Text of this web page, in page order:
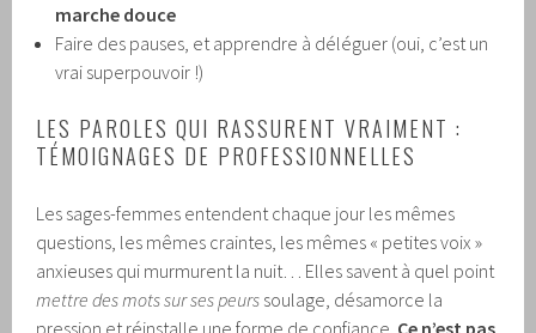
marche douce
Faire des pauses, et apprendre à déléguer (oui, c’est un
vrai superpouvoir !)
LES PAROLES QUI RASSURENT VRAIMENT :
TÉMOIGNAGES DE PROFESSIONNELLES
Les sages-femmes entendent chaque jour les mêmes
questions, les mêmes craintes, les mêmes « petites voix »
anxieuses qui murmurent la nuit… Elles savent à quel point
mettre des mots sur ses peurs soulage, désamorce la